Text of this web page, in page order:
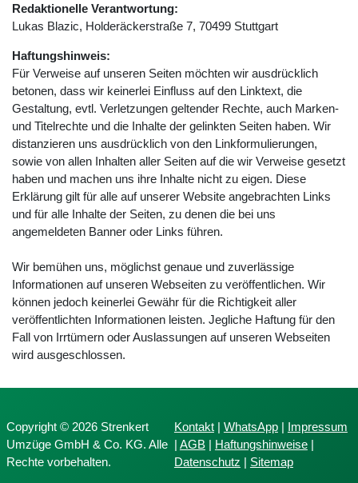
Redaktionelle Verantwortung:
Lukas Blazic, Holderäckerstraße 7, 70499 Stuttgart
Haftungshinweis:
Für Verweise auf unseren Seiten möchten wir ausdrücklich
betonen, dass wir keinerlei Einfluss auf den Linktext, die
Gestaltung, evtl. Verletzungen geltender Rechte, auch Marken-
und Titelrechte und die Inhalte der gelinkten Seiten haben. Wir
distanzieren uns ausdrücklich von den Linkformulierungen,
sowie von allen Inhalten aller Seiten auf die wir Verweise gesetzt
haben und machen uns ihre Inhalte nicht zu eigen. Diese
Erklärung gilt für alle auf unserer Website angebrachten Links
und für alle Inhalte der Seiten, zu denen die bei uns
angemeldeten Banner oder Links führen.
Wir bemühen uns, möglichst genaue und zuverlässige
Informationen auf unseren Webseiten zu veröffentlichen. Wir
können jedoch keinerlei Gewähr für die Richtigkeit aller
veröffentlichten Informationen leisten. Jegliche Haftung für den
Fall von Irrtümern oder Auslassungen auf unseren Webseiten
wird ausgeschlossen.
Copyright © 2026 Strenkert
Umzüge GmbH & Co. KG. Alle
Rechte vorbehalten.
Kontakt| WhatsApp| Impressum
| AGB| Haftungshinweise|
Datenschutz | Sitemap